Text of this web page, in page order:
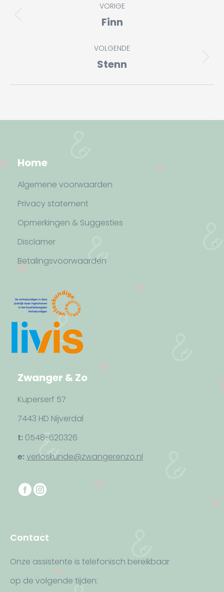
VORIGE
Vorig
Finn
VOLGENDE
Volgend
Stenn
Home
Algemene voorwaarden
Privacy statement
Opmerkingen & Suggesties
Disclamer
Betalingsvoorwaarden
Zwanger & Zo
Kuperserf 57
7443 HD Nijverdal
t: 0548-620326
e: verloskunde@zwangerenzo.nl
Vind ons op:
F
e
o
k
I
t
g
a
Contact
Onze assistente is telefonisch bereikbaar
op de volgende tijden: